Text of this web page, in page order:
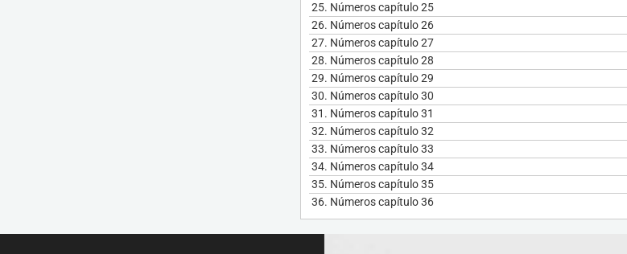
25. Números capítulo 25
26. Números capítulo 26
27. Números capítulo 27
28. Números capítulo 28
29. Números capítulo 29
30. Números capítulo 30
31. Números capítulo 31
32. Números capítulo 32
33. Números capítulo 33
34. Números capítulo 34
35. Números capítulo 35
36. Números capítulo 36